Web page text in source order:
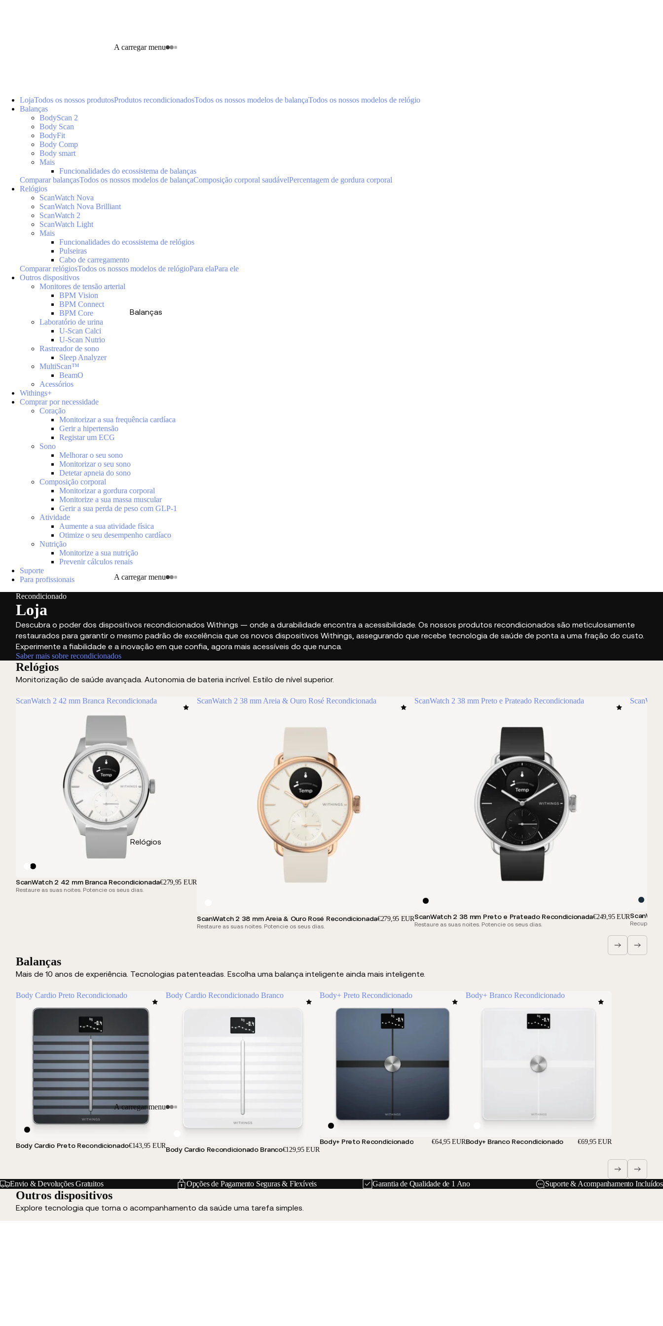
A carregar menu
Balanças
A carregar menu
Relógios
A carregar menu
LojaTodos os nossos produtosProdutos recondicionadosTodos os nossos modelos de balançaTodos os nossos modelos de relógio
Balanças
BodyScan 2
Body Scan
BodyFit
Body Comp
Body smart
Mais
Funcionalidades do ecossistema de balanças
Comparar balançasTodos os nossos modelos de balançaComposição corporal saudávelPercentagem de gordura corporal
Relógios
ScanWatch Nova
ScanWatch Nova Brilliant
ScanWatch 2
ScanWatch Light
Mais
Funcionalidades do ecossistema de relógios
Pulseiras
Cabo de carregamento
Comparar relógiosTodos os nossos modelos de relógioPara elaPara ele
Outros dispositivos
Monitores de tensão arterial
BPM Vision
BPM Connect
BPM Core
Laboratório de urina
U-Scan Calci
U-Scan Nutrio
Rastreador de sono
Sleep Analyzer
MultiScan™
BeamO
Acessórios
Withings+
Comprar por necessidade
Coração
Monitorizar a sua frequência cardíaca
Gerir a hipertensão
Registar um ECG
Sono
Melhorar o seu sono
Monitorizar o seu sono
Detetar apneia do sono
Composição corporal
Monitorizar a gordura corporal
Monitorize a sua massa muscular
Gerir a sua perda de peso com GLP-1
Atividade
Aumente a sua atividade física
Otimize o seu desempenho cardíaco
Nutrição
Monitorize a sua nutrição
Prevenir cálculos renais
Suporte
Para profissionais
Recondicionado
Loja
Descubra o poder dos dispositivos recondicionados Withings — onde a durabilidade encontra a acessibilidade. Os nossos produtos recondicionados são meticulosamente
restaurados para garantir o mesmo padrão de excelência que os novos dispositivos Withings, assegurando que recebe tecnologia de saúde de ponta a uma fração do custo.
Experimente a fiabilidade e a inovação em que confia, agora mais acessíveis do que nunca.
Saber mais sobre recondicionados
Relógios
Monitorização de saúde avançada. Autonomia de bateria incrível. Estilo de nível superior.
ScanWatch 2 42 mm Branca Recondicionada
ScanWatch 2 42 mm Branca Recondicionada€279,95 EUR
Restaure as suas noites. Potencie os seus dias.
ScanWatch 2 38 mm Areia & Ouro Rosé Recondicionada
ScanWatch 2 38 mm Areia & Ouro Rosé Recondicionada€279,95 EUR
Restaure as suas noites. Potencie os seus dias.
ScanWatch 2 38 mm Preto e Prateado Recondicionada
ScanWatch 2 38 mm Preto e Prateado Recondicionada€249,95 EUR
Restaure as suas noites. Potencie os seus dias. Recupere
Balanças
Mais de 10 anos de experiência. Tecnologias patenteadas. Escolha uma balança inteligente ainda mais inteligente.
Body Cardio Preto Recondicionado
Body Cardio Preto Recondicionado€143,95 EUR
Body Cardio Recondicionado Branco
Body Cardio Recondicionado Branco€129,95 EUR
Body+ Preto Recondicionado
Body+ Preto Recondicionado €64,95 EUR
Body+ Branco Recondicionado
Body+ Branco Recondicionado €69,95 EUR
Envio & Devoluções Gratuitos Opções de Pagamento Seguras & Flexíveis Garantia de Qualidade de 1 Ano Suporte & Acompanhamento Incluídos
Outros dispositivos
Explore tecnologia que torna o acompanhamento da saúde uma tarefa simples.